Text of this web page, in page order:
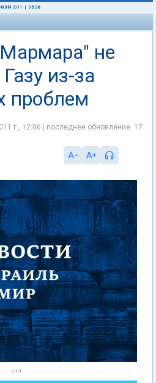
2011 05:38
не
из-за
проблем
г., 12:06 | последнее обновление: 17
IHH